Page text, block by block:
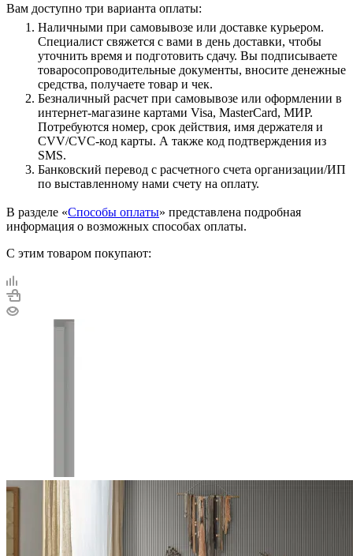
Вам доступно три варианта оплаты:
Наличными при самовывозе или доставке курьером.
Специалист свяжется с вами в день доставки, чтобы
уточнить время и подготовить сдачу. Вы подписываете
товаросопроводительные документы, вносите денежные
средства, получаете товар и чек.
Безналичный расчет при самовывозе или оформлении в
интернет-магазине картами Visa, MasterCard, МИР.
Потребуются номер, срок действия, имя держателя и
CVV/CVC-код карты. А также код подтверждения из
SMS.
Банковский перевод с расчетного счета организации/ИП
по выставленному нами счету на оплату.
В разделе «Способы оплаты» представлена подробная
информация о возможных способах оплаты.
С этим товаром покупают: